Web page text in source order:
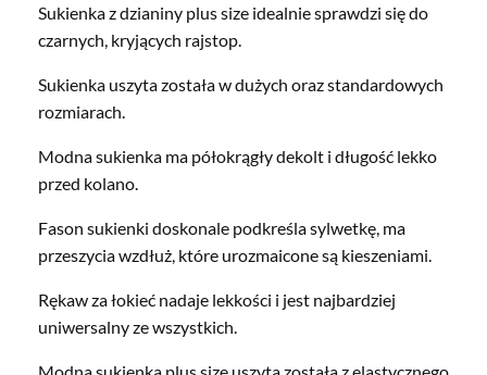
Sukienka z dzianiny plus size idealnie sprawdzi się do
czarnych, kryjących rajstop.
Sukienka uszyta została w dużych oraz standardowych
rozmiarach.
Modna sukienka ma półokrągły dekolt i długość lekko
przed kolano.
Fason sukienki doskonale podkreśla sylwetkę, ma
przeszycia wzdłuż, które urozmaicone są kieszeniami.
Rękaw za łokieć nadaje lekkości i jest najbardziej
uniwersalny ze wszystkich.